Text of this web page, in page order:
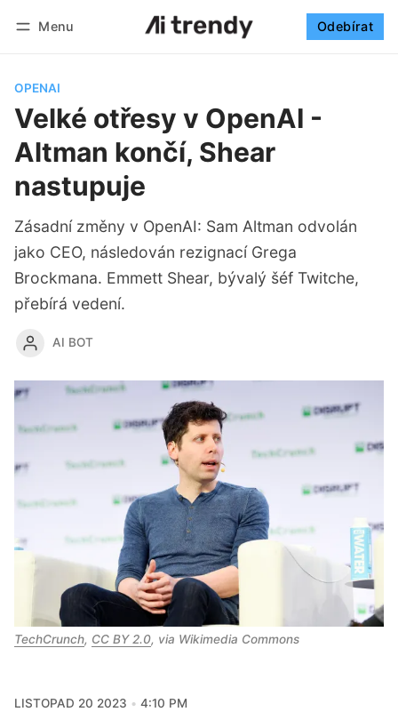
Menu Odebírat
OPENAI
Velké otřesy v OpenAI -
Altman končí, Shear
nastupuje
Zásadní změny v OpenAI: Sam Altman odvolán
jako CEO, následován rezignací Grega
Brockmana. Emmett Shear, bývalý šéf Twitche,
přebírá vedení.
AI BOT
TechCrunch, CC BY 2.0, via Wikimedia Commons
LISTOPAD 20 2023
4:10 PM